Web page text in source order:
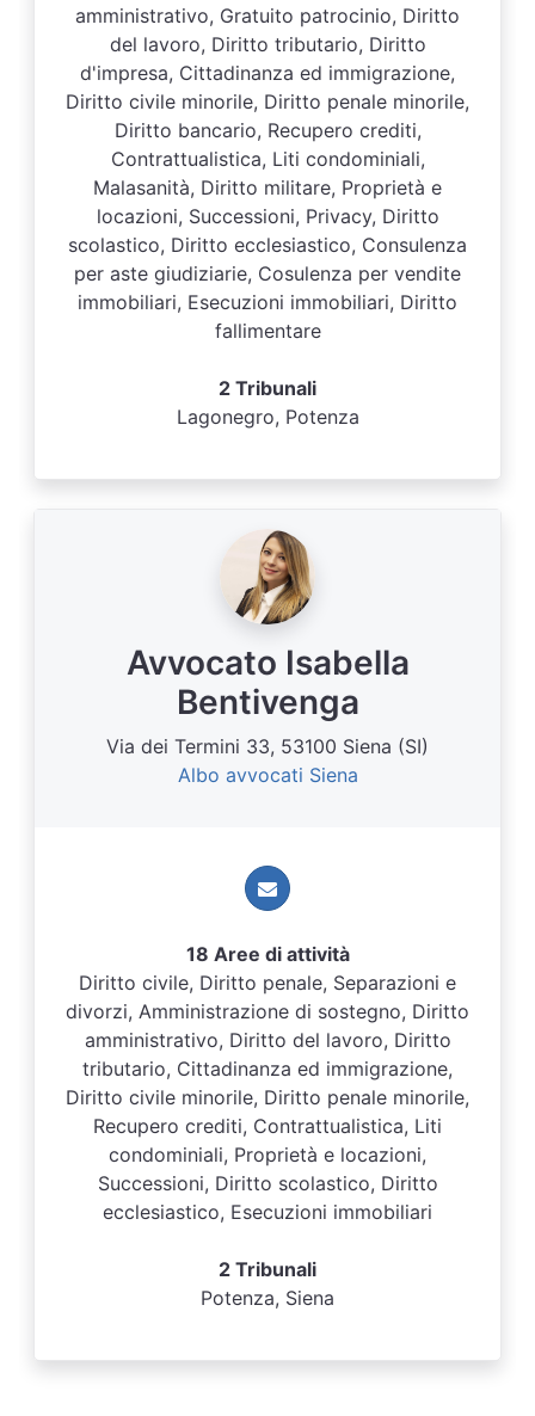
amministrativo, Gratuito patrocinio, Diritto
del lavoro, Diritto tributario, Diritto
d'impresa, Cittadinanza ed immigrazione,
Diritto civile minorile, Diritto penale minorile,
Diritto bancario, Recupero crediti,
Contrattualistica, Liti condominiali,
Malasanità, Diritto militare, Proprietà e
locazioni, Successioni, Privacy, Diritto
scolastico, Diritto ecclesiastico, Consulenza
per aste giudiziarie, Cosulenza per vendite
immobiliari, Esecuzioni immobiliari, Diritto
fallimentare
2 Tribunali
Lagonegro, Potenza
Avvocato Isabella
Bentivenga
Via dei Termini 33, 53100 Siena (SI)
Albo avvocati Siena
18 Aree di attività
Diritto civile, Diritto penale, Separazioni e
divorzi, Amministrazione di sostegno, Diritto
amministrativo, Diritto del lavoro, Diritto
tributario, Cittadinanza ed immigrazione,
Diritto civile minorile, Diritto penale minorile,
Recupero crediti, Contrattualistica, Liti
condominiali, Proprietà e locazioni,
Successioni, Diritto scolastico, Diritto
ecclesiastico, Esecuzioni immobiliari
2 Tribunali
Potenza, Siena